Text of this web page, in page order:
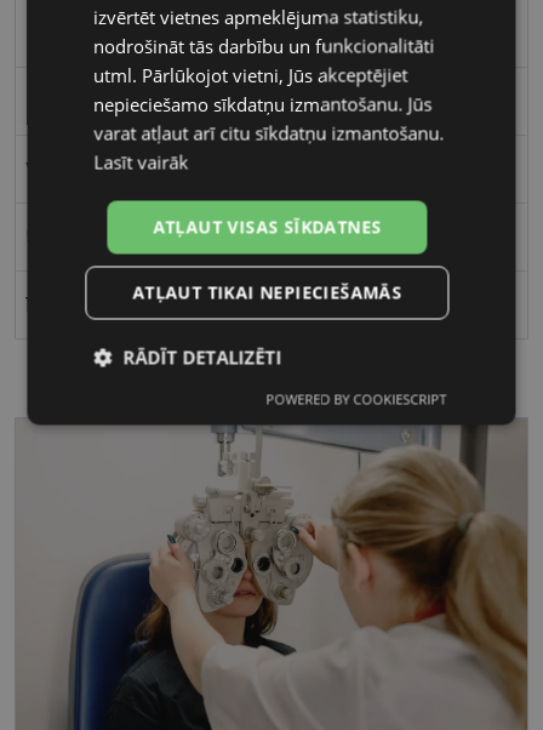
Plastmasa
Kvadrātveida
Vīriešiem
17
izvērtēt vietnes apmeklējuma statistiku,
nodrošināt tās darbību un funkcionalitāti
utml. Pārlūkojot vietni, Jūs akceptējiet
nepieciešamo sīkdatņu izmantošanu. Jūs
varat atļaut arī citu sīkdatņu izmantošanu.
Lasīt vairāk
ATĻAUT VISAS SĪKDATNES
ATĻAUT TIKAI NEPIECIEŠAMĀS
RĀDĪT DETALIZĒTI
sīkdatnes
Statistikas
sīkdatnes
Mārketinga
sīkdatnes
Funkcionālās
sīkdatnes
Nepieciešamās sīkdatnes
POWERED BY COOKIESCRIPT